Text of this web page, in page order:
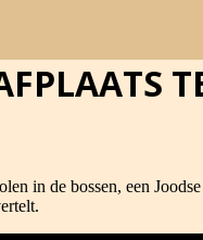
in de bossen, een